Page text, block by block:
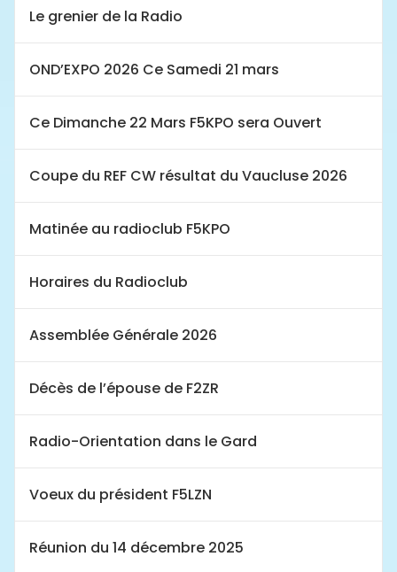
Le grenier de la Radio
OND’EXPO 2026 Ce Samedi 21 mars
Ce Dimanche 22 Mars F5KPO sera Ouvert
Coupe du REF CW résultat du Vaucluse 2026
Matinée au radioclub F5KPO
Horaires du Radioclub
Assemblée Générale 2026
Décès de l’épouse de F2ZR
Radio-Orientation dans le Gard
Voeux du président F5LZN
Réunion du 14 décembre 2025